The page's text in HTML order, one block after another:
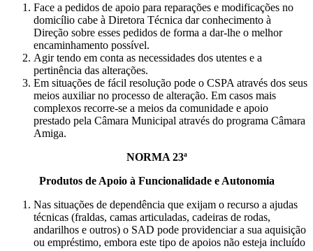
Face a pedidos de apoio para reparações e modificações no
domicílio cabe à Diretora Técnica dar conhecimento à
Direção sobre esses pedidos de forma a dar-lhe o melhor
encaminhamento possível.
Agir tendo em conta as necessidades dos utentes e a
pertinência das alterações.
Em situações de fácil resolução pode o CSPA através dos seus
meios auxiliar no processo de alteração. Em casos mais
complexos recorre-se a meios da comunidade e apoio
prestado pela Câmara Municipal através do programa Câmara
Amiga.
NORMA 23ª
Produtos de Apoio à Funcionalidade e Autonomia
Nas situações de dependência que exijam o recurso a ajudas
técnicas (fraldas, camas articuladas, cadeiras de rodas,
andarilhos e outros) o SAD pode providenciar a sua aquisição
ou empréstimo, embora este tipo de apoios não esteja incluído